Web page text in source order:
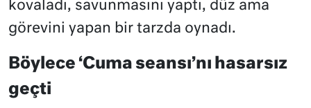
kovaladı, savunmasını yaptı, düz ama
görevini yapan bir tarzda oynadı.
Böylece ‘Cuma seansı’nı hasarsız
geçti